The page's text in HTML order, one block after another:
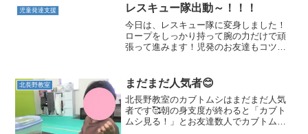
児童発達支援 レスキュー隊出動～！！！
今日は、レスキュー隊に変身しました！
ロープをしっかり持って腕の力だけで頑
張って進みます！児発のお友達もコツを
した🎵スタッフに教えてもらいながら、
頑張りました😊放デイのお友達は...
北長野教室 まだまだ人気者😊
北長野教室のカブトムシはまだまだ人気
者です🥰朝の身支度が終わると「カブト
ムシ見る！」とお友達数人でカブトムシ